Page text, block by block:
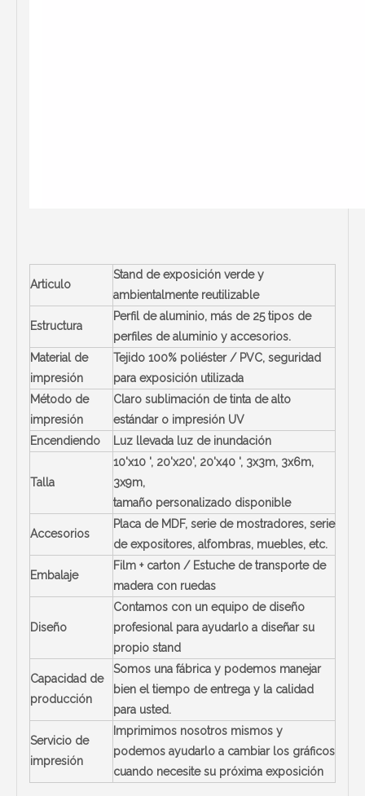
Articulo
Stand de exposición verde y
ambientalmente reutilizable
Estructura
Perfil de aluminio, más de 25 tipos de
perfiles de aluminio y accesorios.
Material de
impresión
Tejido 100% poliéster / PVC, seguridad
para exposición utilizada
Método de
impresión
Claro sublimación de tinta de alto
estándar o impresión UV
Encendiendo
Luz llevada luz de inundación
Talla
10'x10 ', 20'x20', 20'x40 ', 3x3m, 3x6m,
3x9m,
tamaño personalizado disponible
Accesorios
Placa de MDF, serie de mostradores, serie
de expositores, alfombras, muebles, etc.
Embalaje
Film + carton / Estuche de transporte de
madera con ruedas
Diseño
Contamos con un equipo de diseño
profesional para ayudarlo a diseñar su
propio stand
Capacidad de
producción
Somos una fábrica y podemos manejar
bien el tiempo de entrega y la calidad
para usted.
Servicio de
impresión
Imprimimos nosotros mismos y
podemos ayudarlo a cambiar los gráficos
cuando necesite su próxima exposición